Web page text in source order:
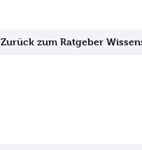
Zurück zum Ratgeber